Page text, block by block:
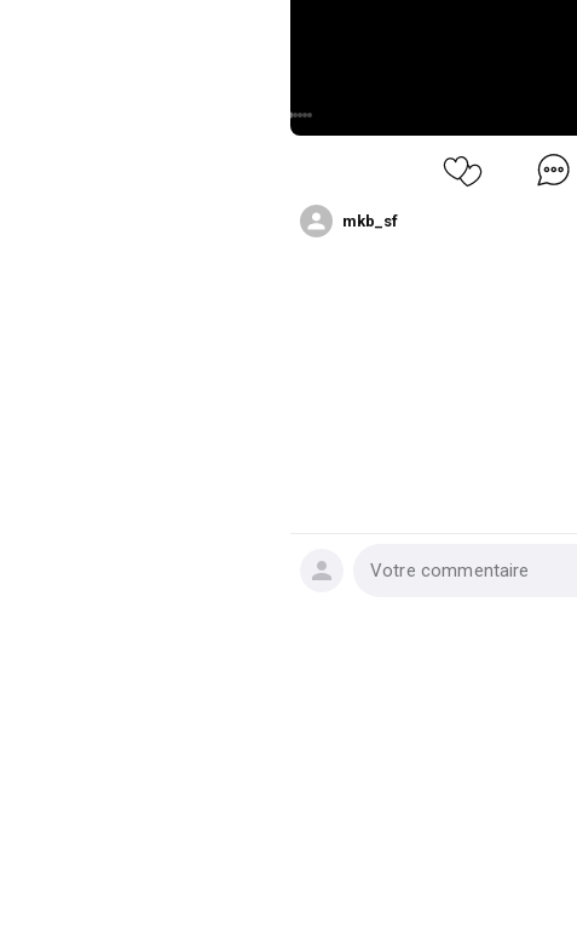
mkb_sf
Votre commentaire